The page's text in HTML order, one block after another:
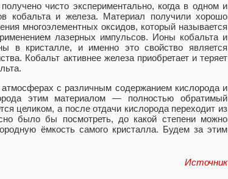
чисто экспериментально, когда в одном и
кобальта и железа. Материал получили хорошо
многоэлементных оксидов, который называется
лазерных импульсов. Ионы кобальта и
в кристалле, и именно это свойство является
Кобальт активнее железа приобретает и теряет
с различным содержанием кислорода и
этим материалом — полностью обратимый
целиком, а после отдачи кислорода переходит из
было бы посмотреть, до какой степени можно
ёмкость самого кристалла. Будем за этим
Источник